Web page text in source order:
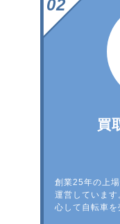
買
創業25年の上
運営していま
心して自転車を